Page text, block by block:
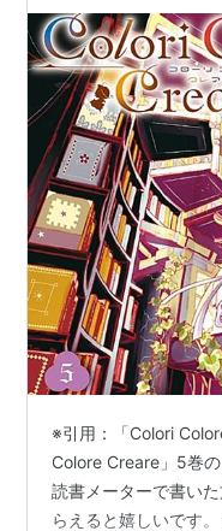
※引用：「Colori
Colore Creare」5巻
読書メーターで書い
らえると嬉しいです